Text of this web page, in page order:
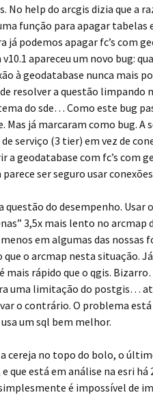
No help do arcgis dizia que a
função para apagar tabelas
já podemos apagar fc’s com
v10.1 apareceu um novo bug:
à geodatabase nunca mais
resolver a questão limpando
do sde… Como este bug
Mas já marcaram como bug. A
serviço (3 tier) em vez de
a geodatabase com fc’s com
ser seguro usar
questão do desempenho.
3,5x mais lento no arcmap
em algumas das nossas
que o arcmap nesta situação.
mais rápido que o qgis.
uma limitação do postgis…
o contrário. O problema está
um sql bem melhor.
cereja no topo do bolo, o
que está em análise na esri há
é impossível de